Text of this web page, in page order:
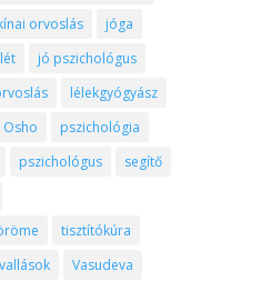
orvoslás
jóga
jó pszichológus
lélekgyógyász
Osho
pszichológia
pszichológus
segítő
tisztítókúra
vallások
Vasudeva